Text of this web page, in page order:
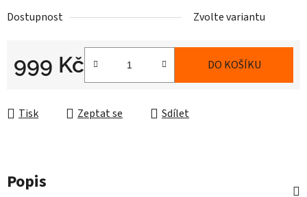
Dostupnost Zvolte variantu
999 Kč DO KOŠÍKU
Tisk Zeptat se Sdílet
Popis